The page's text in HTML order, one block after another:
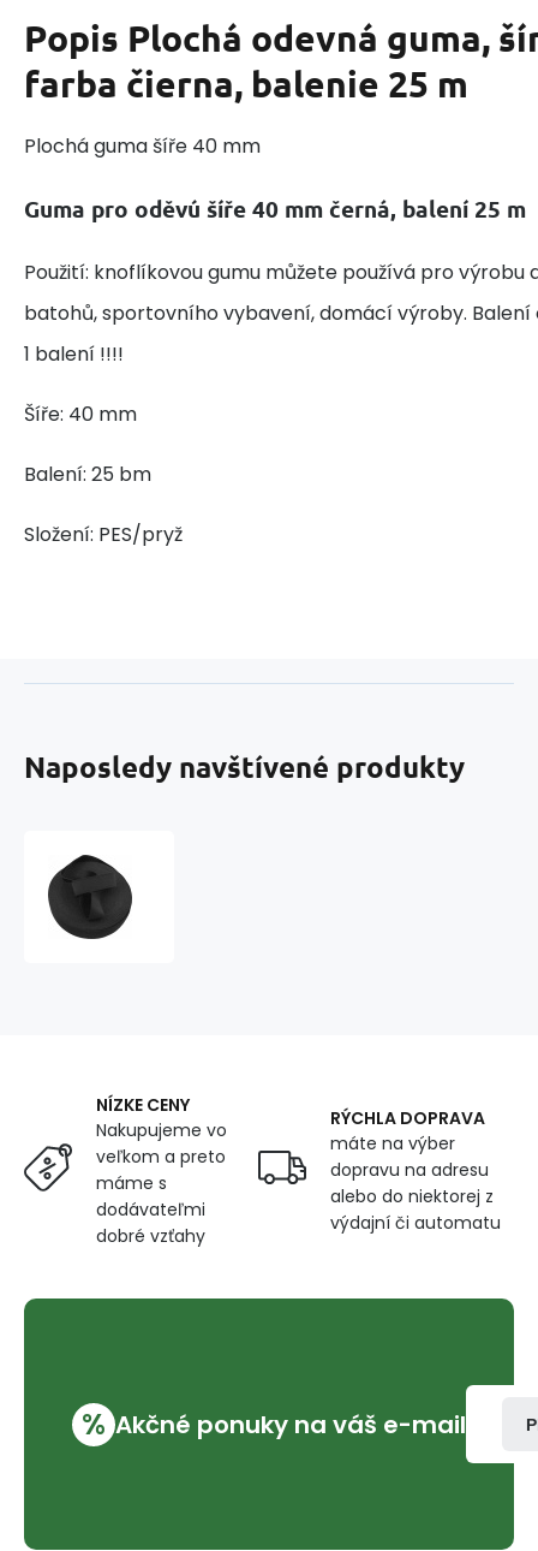
Popis Plochá odevná guma,
farba čierna, balenie 25 m
Plochá guma šíře 40 mm
Guma pro oděvú šíře 40 mm černá, balení 25 m
Použití: knoflíkovou gumu můžete používá pro výrobu
batohů, sportovního vybavení, domácí výroby. Balení
1 balení !!!!
Šíře: 40 mm
Balení: 25 bm
Složení: PES/pryž
Naposledy navštívené produkty
m
NÍZKE CENY
Nakupujeme vo
veľkom a preto
máme s
dodávateľmi
dobré vzťahy
RÝCHLA DOPRAVA
máte na výber
dopravu na adresu
alebo do niektorej z
výdajní či automatu
% Akčné ponuky na váš e-mail